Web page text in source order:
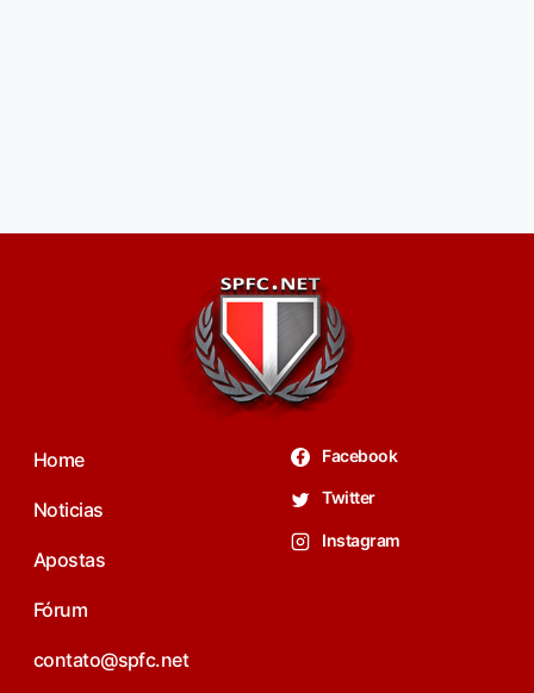
Home
Noticias
Apostas
Fórum
contato@spfc.net
Facebook
Twitter
Instagram